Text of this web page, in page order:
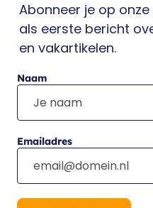
Abonneer je op
als eerste bericht
en vakartikelen.
Naam
Emailadres